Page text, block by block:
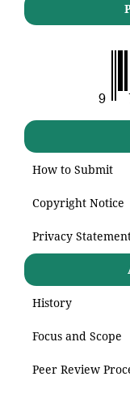
How to Submit
Copyright Notice
Privacy
History
Focus and Scope
Peer Review